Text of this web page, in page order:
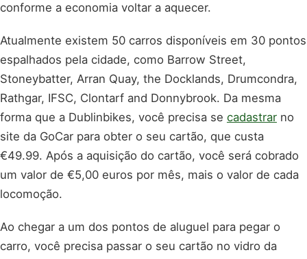
conforme a economia voltar a aquecer.
Atualmente existem 50 carros disponíveis em 30 pontos
espalhados pela cidade, como Barrow Street,
Stoneybatter, Arran Quay, the Docklands, Drumcondra,
Rathgar, IFSC, Clontarf and Donnybrook. Da mesma
forma que a Dublinbikes, você precisa se cadastrar no
site da GoCar para obter o seu cartão, que custa
€49.99. Após a aquisição do cartão, você será cobrado
um valor de €5,00 euros por mês, mais o valor de cada
locomoção.
Ao chegar a um dos pontos de aluguel para pegar o
carro, você precisa passar o seu cartão no vidro da